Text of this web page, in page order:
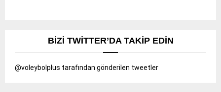
BIZI TWITTER’DA TAKIP EDIN
@voleybolplus tarafından gönderilen tweetler